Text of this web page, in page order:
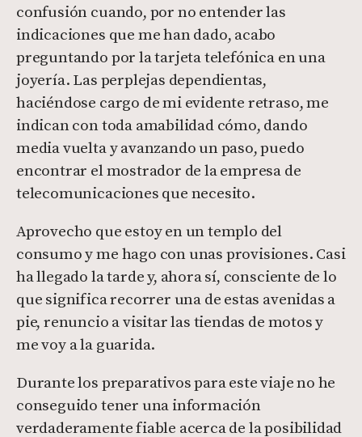
confusión cuando, por no entender las
indicaciones que me han dado, acabo
preguntando por la tarjeta telefónica en una
joyería. Las perplejas dependientas,
haciéndose cargo de mi evidente retraso, me
indican con toda amabilidad cómo, dando
media vuelta y avanzando un paso, puedo
encontrar el mostrador de la empresa de
telecomunicaciones que necesito.
Aprovecho que estoy en un templo del
consumo y me hago con unas provisiones. Casi
ha llegado la tarde y, ahora sí, consciente de lo
que significa recorrer una de estas avenidas a
pie, renuncio a visitar las tiendas de motos y
me voy a la guarida.
Durante los preparativos para este viaje no he
conseguido tener una información
verdaderamente fiable acerca de la posibilidad